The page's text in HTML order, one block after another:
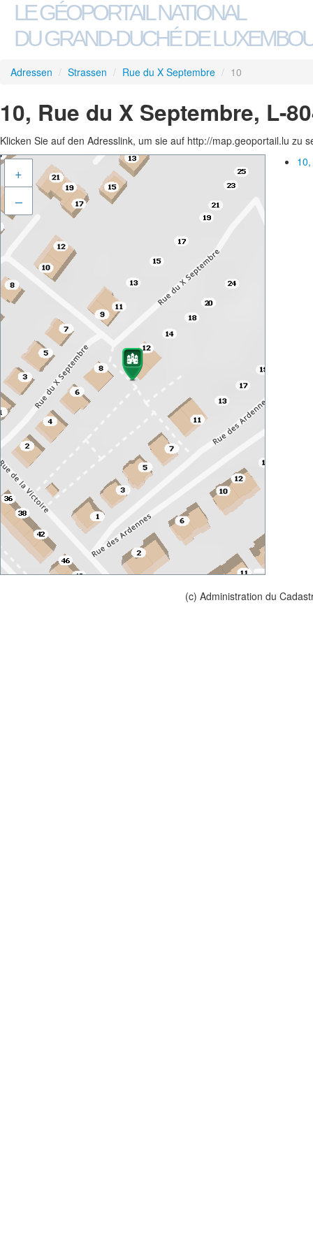
LE GÉOPORTAIL NATIONAL
DU GRAND-DUCHÉ DE
Adressen / Strassen / Rue du X Septembre / 10
10, Rue du X Septembre, L-
Klicken Sie auf den Adresslink, um sie auf http://map.geoportail.lu zu
+
–
(c) Administration du